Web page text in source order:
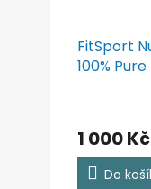
FitSport
100%
1 000 Kč
Do